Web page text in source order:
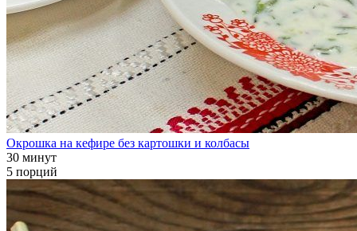
Окрошка на кефире без картошки и колбасы
30 минут
5 порций